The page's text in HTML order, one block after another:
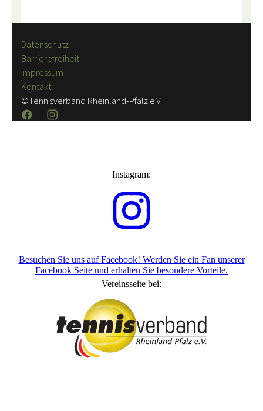
Instagram:
Besuchen Sie uns auf Facebook! Werden Sie ein Fan unserer
Facebook Seite und erhalten Sie besondere Vorteile.
Vereinsseite bei: